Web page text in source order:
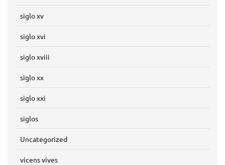
siglo xv
siglo xvi
siglo xviii
siglo xx
siglo xxi
siglos
Uncategorized
vicens vives